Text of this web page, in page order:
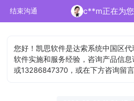
结束沟通 c**m正在为
您好！凯思软件是达索系统中国区
软件实施和服务经验，咨询产品信
或13286847370，或在下方咨询留言